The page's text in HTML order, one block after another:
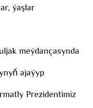
ýaşlar
meýdançasynda
ajaýyp
Prezidentimiz